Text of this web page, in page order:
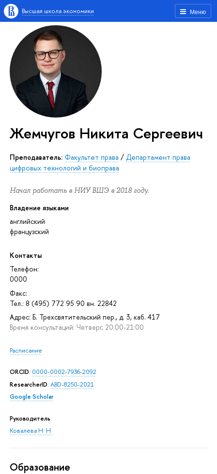
Меню
Высшая школа экономики
Жемчугов Никита Сергеевич
Преподаватель: Факультет права / Департамент права
цифровых технологий и биоправа
Начал работать в НИУ ВШЭ в 2018 году.
Владение языками
английский
французский
Контакты
Телефон:
0000
Факс:
Тел.: 8 (495) 772 95 90 вн. 22842
Адрес: Б. Трехсвятительский пер., д. 3, каб. 417
Время консультаций: Четверг, 20:00-21:00
Расписание
ORCID: 0000-0002-7936-2092
ResearcherID: ABD-8250-2021
Google Scholar
Руководитель
Ковалева Н. Н.
Oбразование